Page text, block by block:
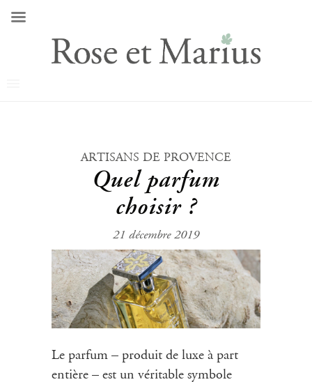
ARTISANS DE PROVENCE
Quel parfum
choisir ?
21 décembre 2019
Le parfum – produit de luxe à part
entière – est un véritable symbole